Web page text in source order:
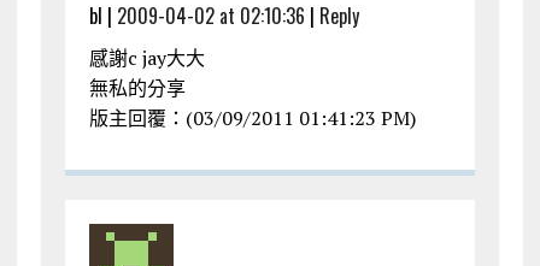
bl | 2009-04-02 at 02:10:36 | Reply
感謝c jay大大
無私的分享
版主回覆：(03/09/2011 01:41:23 PM)